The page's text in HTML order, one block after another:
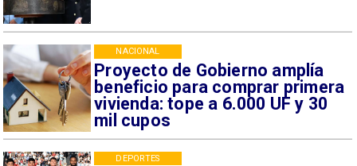
Proyecto de Gobierno amplía
beneficio para comprar primera
vivienda: tope a 6.000 UF y 30
mil cupos
NACIONAL
DEPORTES